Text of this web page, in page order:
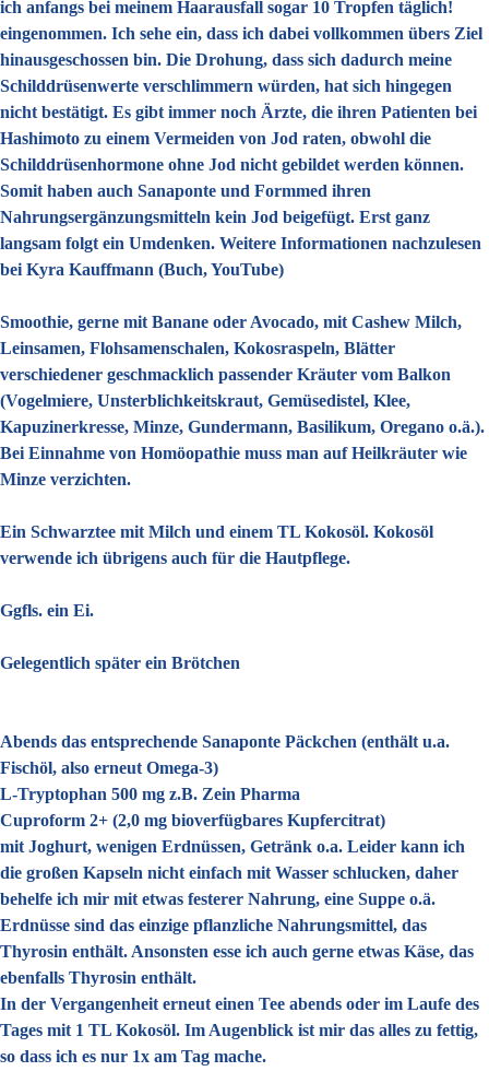
ich anfangs bei meinem Haarausfall sogar 10 Tropfen täglich!
eingenommen. Ich sehe ein, dass ich dabei vollkommen übers Ziel
hinausgeschossen bin. Die Drohung, dass sich dadurch meine
Schilddrüsenwerte verschlimmern würden, hat sich hingegen
nicht bestätigt. Es gibt immer noch Ärzte, die ihren Patienten bei
Hashimoto zu einem Vermeiden von Jod raten, obwohl die
Schilddrüsenhormone ohne Jod nicht gebildet werden können.
Somit haben auch Sanaponte und Formmed ihren
Nahrungsergänzungsmitteln kein Jod beigefügt. Erst ganz
langsam folgt ein Umdenken. Weitere Informationen nachzulesen
bei Kyra Kauffmann (Buch, YouTube)
Smoothie, gerne mit Banane oder Avocado, mit Cashew Milch,
Leinsamen, Flohsamenschalen, Kokosraspeln, Blätter
verschiedener geschmacklich passender Kräuter vom Balkon
(Vogelmiere, Unsterblichkeitskraut, Gemüsedistel, Klee,
Kapuzinerkresse, Minze, Gundermann, Basilikum, Oregano o.ä.).
Bei Einnahme von Homöopathie muss man auf Heilkräuter wie
Minze verzichten.
Ein Schwarztee mit Milch und einem TL Kokosöl. Kokosöl
verwende ich übrigens auch für die Hautpflege.
Ggfls. ein Ei.
Gelegentlich später ein Brötchen
Abends das entsprechende Sanaponte Päckchen (enthält u.a.
Fischöl, also erneut Omega-3)
L-Tryptophan 500 mg z.B. Zein Pharma
Cuproform 2+ (2,0 mg bioverfügbares Kupfercitrat)
mit Joghurt, wenigen Erdnüssen, Getränk o.a. Leider kann ich
die großen Kapseln nicht einfach mit Wasser schlucken, daher
behelfe ich mir mit etwas festerer Nahrung, eine Suppe o.ä.
Erdnüsse sind das einzige pflanzliche Nahrungsmittel, das
Thyrosin enthält. Ansonsten esse ich auch gerne etwas Käse, das
ebenfalls Thyrosin enthält.
In der Vergangenheit erneut einen Tee abends oder im Laufe des
Tages mit 1 TL Kokosöl. Im Augenblick ist mir das alles zu fettig,
so dass ich es nur 1x am Tag mache.